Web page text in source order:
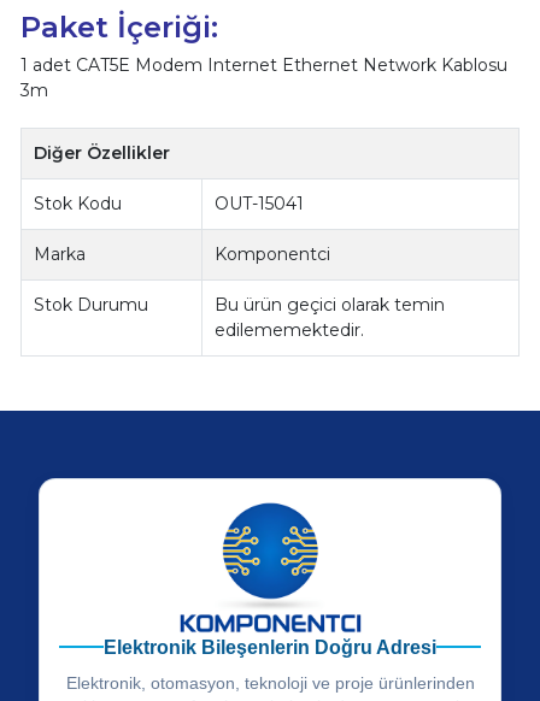
Paket İçeriği:
1 adet CAT5E Modem Internet Ethernet Network Kablosu
3m
Diğer Özellikler
Stok Kodu OUT-15041
Marka Komponentci
Stok Durumu
Bu ürün geçici olarak temin
edilememektedir.
Elektronik Bileşenlerin Doğru Adresi
Elektronik, otomasyon, teknoloji ve proje ürünlerinden